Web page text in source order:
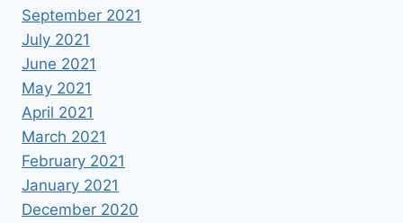
September 2021
July 2021
June 2021
May 2021
April 2021
March 2021
February 2021
January 2021
December 2020